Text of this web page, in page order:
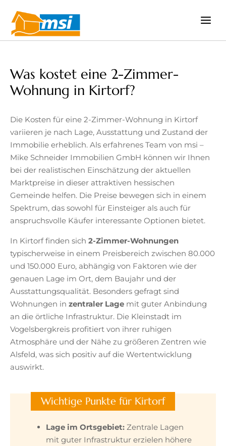
Inhalt
springen
Was kostet eine 2-Zimmer-
Wohnung in Kirtorf?
Die Kosten für eine 2-Zimmer-Wohnung in Kirtorf
variieren je nach Lage, Ausstattung und Zustand der
Immobilie erheblich. Als erfahrenes Team von msi –
Mike Schneider Immobilien GmbH können wir Ihnen
bei der realistischen Einschätzung der aktuellen
Marktpreise in dieser attraktiven hessischen
Gemeinde helfen. Die Preise bewegen sich in einem
Spektrum, das sowohl für Einsteiger als auch für
anspruchsvolle Käufer interessante Optionen bietet.
In Kirtorf finden sich 2-Zimmer-Wohnungen
typischerweise in einem Preisbereich zwischen 80.000
und 150.000 Euro, abhängig von Faktoren wie der
genauen Lage im Ort, dem Baujahr und der
Ausstattungsqualität. Besonders gefragt sind
Wohnungen in zentraler Lage mit guter Anbindung
an die örtliche Infrastruktur. Die Kleinstadt im
Vogelsbergkreis profitiert von ihrer ruhigen
Atmosphäre und der Nähe zu größeren Zentren wie
Alsfeld, was sich positiv auf die Wertentwicklung
auswirkt.
Wichtige Punkte für Kirtorf
Lage im Ortsgebiet: Zentrale Lagen
mit guter Infrastruktur erzielen höhere